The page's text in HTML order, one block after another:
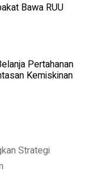
Bawa RUU
Pertahanan
Kemiskinan
Strategi